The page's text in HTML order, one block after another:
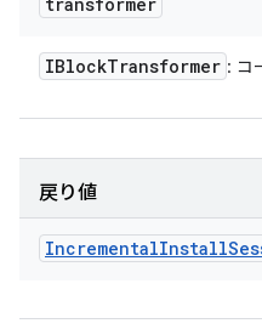
IBlockTransformer : コ
戻り値
IncrementalInstall